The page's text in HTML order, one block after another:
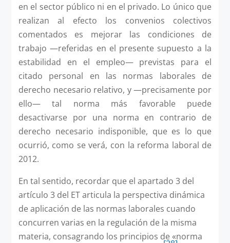
en el sector público ni en el privado. Lo único que
realizan al efecto los convenios colectivos
comentados es mejorar las condiciones de
trabajo —referidas en el presente supuesto a la
estabilidad en el empleo— previstas para el
citado personal en las normas laborales de
derecho necesario relativo, y —precisamente por
ello— tal norma más favorable puede
desactivarse por una norma en contrario de
derecho necesario indisponible, que es lo que
ocurrió, como se verá, con la reforma laboral de
2012.
En tal sentido, recordar que el apartado 3 del
artículo 3 del ET articula la perspectiva dinámica
de aplicación de las normas laborales cuando
concurren varias en la regulación de la misma
materia, consagrando los principios de «norma